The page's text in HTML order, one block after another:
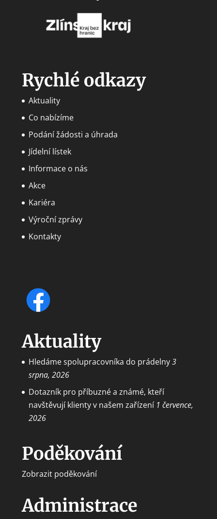
Rychlé odkazy
Aktuality
Co nabízíme
Podání žádosti a úhrada
Jídelní lístek
Informace o nás
Akce
Kariéra
Výroční zprávy
Kontakty
Aktuality
Hledáme spolupracovníka do prádelny3
srpna, 2026
Dotazník pro příbuzné a známé, kteří
navštěvují klienty v našem zařízení 1 července,
2026
Poděkování
Zobrazit poděkování
Administrace